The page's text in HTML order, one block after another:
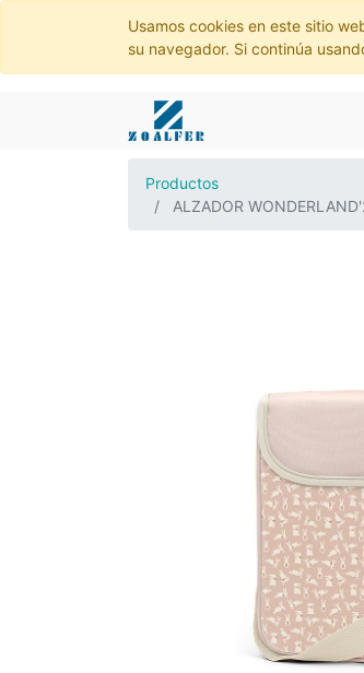
Usamos cookies en este sitio
su navegador. Si continúa
Productos
ALZADOR